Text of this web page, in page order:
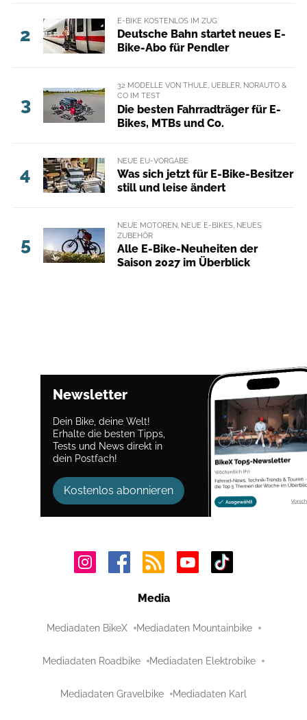
2
E-BIKE KOSTENLOS IM ZUG
Deutsche Bahn startet neues E-
Bike-Abo für Pendler
3
32 MODELLE VON THULE, UEBLER, NORAUTO &
CO IM TEST
Die besten Fahrradträger für E-
Bikes, MTBs und Co.
4
NEUE EU-VORGABE
Was sich jetzt für E-Bike-Besitzer
still und leise ändert
5
NEUE MOTOREN, NEUE E-BIKES, NEUES
ZUBEHÖR
Alle E-Bike-Neuheiten der
Saison 2027 im Überblick
Newsletter
Dein Bike, deine Welt!
Erhalte die besten Tipps,
Tests und News direkt in
dein Postfach!
Kostenlos abonnieren
Media
Mediadaten BikeX Mediadaten Mountainbike
Mediadaten Roadbike Mediadaten Elektrobike
Mediadaten Gravelbike Mediadaten Karl